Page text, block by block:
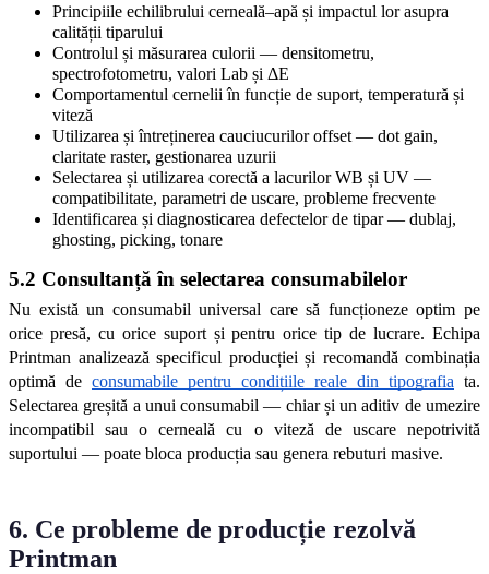
Principiile echilibrului cerneală–apă și impactul lor asupra
calității tiparului
Controlul și măsurarea culorii — densitometru,
spectrofotometru, valori Lab și ΔE
Comportamentul cernelii în funcție de suport, temperatură și
viteză
Utilizarea și întreținerea cauciucurilor offset — dot gain,
claritate raster, gestionarea uzurii
Selectarea și utilizarea corectă a lacurilor WB și UV —
compatibilitate, parametri de uscare, probleme frecvente
Identificarea și diagnosticarea defectelor de tipar — dublaj,
ghosting, picking, tonare
5.2 Consultanță în selectarea consumabilelor
Nu există un consumabil universal care să funcționeze optim pe
orice presă, cu orice suport și pentru orice tip de lucrare. Echipa
Printman analizează specificul producției și recomandă combinația
optimă de consumabile pentru condițiile reale din tipografia ta.
Selectarea greșită a unui consumabil — chiar și un aditiv de umezire
incompatibil sau o cerneală cu o viteză de uscare nepotrivită
suportului — poate bloca producția sau genera rebuturi masive.
6. Ce probleme de producție rezolvă
Printman